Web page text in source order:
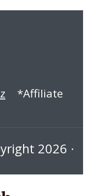
*Affiliate
2026 ·